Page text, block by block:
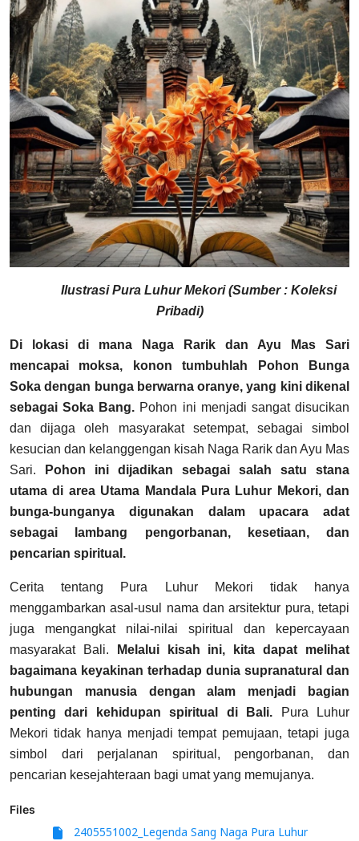
Ilustrasi Pura Luhur Mekori (Sumber : Koleksi
Pribadi)
Di lokasi di mana Naga Rarik dan Ayu Mas Sari
mencapai moksa, konon tumbuhlah Pohon Bunga
Soka dengan bunga berwarna oranye, yang kini dikenal
sebagai Soka Bang. Pohon ini menjadi sangat disucikan
dan dijaga oleh masyarakat setempat, sebagai simbol
kesucian dan kelanggengan kisah Naga Rarik dan Ayu Mas
Sari.
Pohon ini dijadikan sebagai salah satu stana
utama di area Utama Mandala Pura Luhur Mekori, dan
bunga-bunganya digunakan dalam upacara adat
sebagai lambang pengorbanan, kesetiaan, dan
pencarian spiritual.
Cerita tentang Pura Luhur Mekori tidak hanya
menggambarkan asal-usul nama dan arsitektur pura, tetapi
juga mengangkat nilai-nilai spiritual dan kepercayaan
masyarakat Bali.
Melalui kisah ini, kita dapat melihat
bagaimana keyakinan terhadap dunia supranatural dan
hubungan manusia dengan alam menjadi bagian
penting dari kehidupan spiritual di Bali.
Pura Luhur
Mekori tidak hanya menjadi tempat pemujaan, tetapi juga
simbol dari perjalanan spiritual, pengorbanan, dan
pencarian kesejahteraan bagi umat yang memujanya.
Files